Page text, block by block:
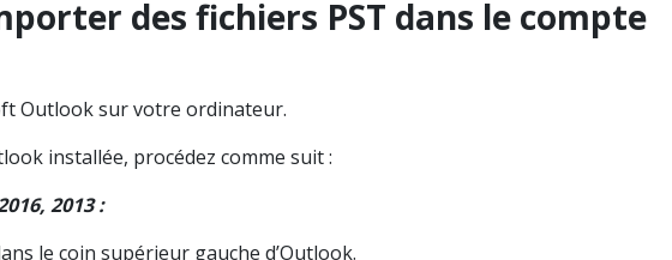
des fichiers PST dans le compte
Outlook sur votre ordinateur.
installée, procédez comme suit :
2013 :
le coin supérieur gauche d’Outlook.